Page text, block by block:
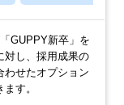
GUPPY新卒」を
対し、採用成果の
わせたオプション
す。